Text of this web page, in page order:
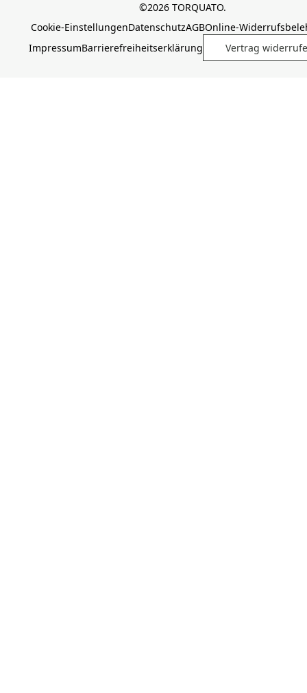
©2026 TORQUATO.
Cookie-EinstellungenDatenschutzAGBOnline-
ImpressumBarrierefreiheitserklärung Vertrag